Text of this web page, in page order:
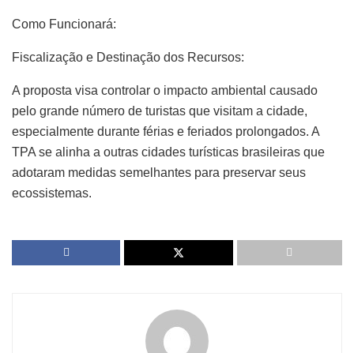
Como Funcionará:
Fiscalização e Destinação dos Recursos:
A proposta visa controlar o impacto ambiental causado
pelo grande número de turistas que visitam a cidade,
especialmente durante férias e feriados prolongados. A
TPA se alinha a outras cidades turísticas brasileiras que
adotaram medidas semelhantes para preservar seus
ecossistemas.